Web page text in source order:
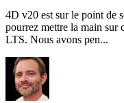
4D v20 est sur le point de
pourrez mettre la main sur
LTS. Nous avons pen...